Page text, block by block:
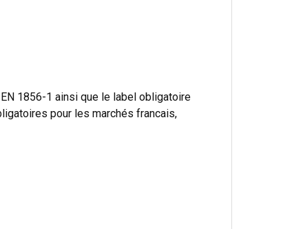
1856-1 ainsi que le label obligatoire
pour les marchés francais,